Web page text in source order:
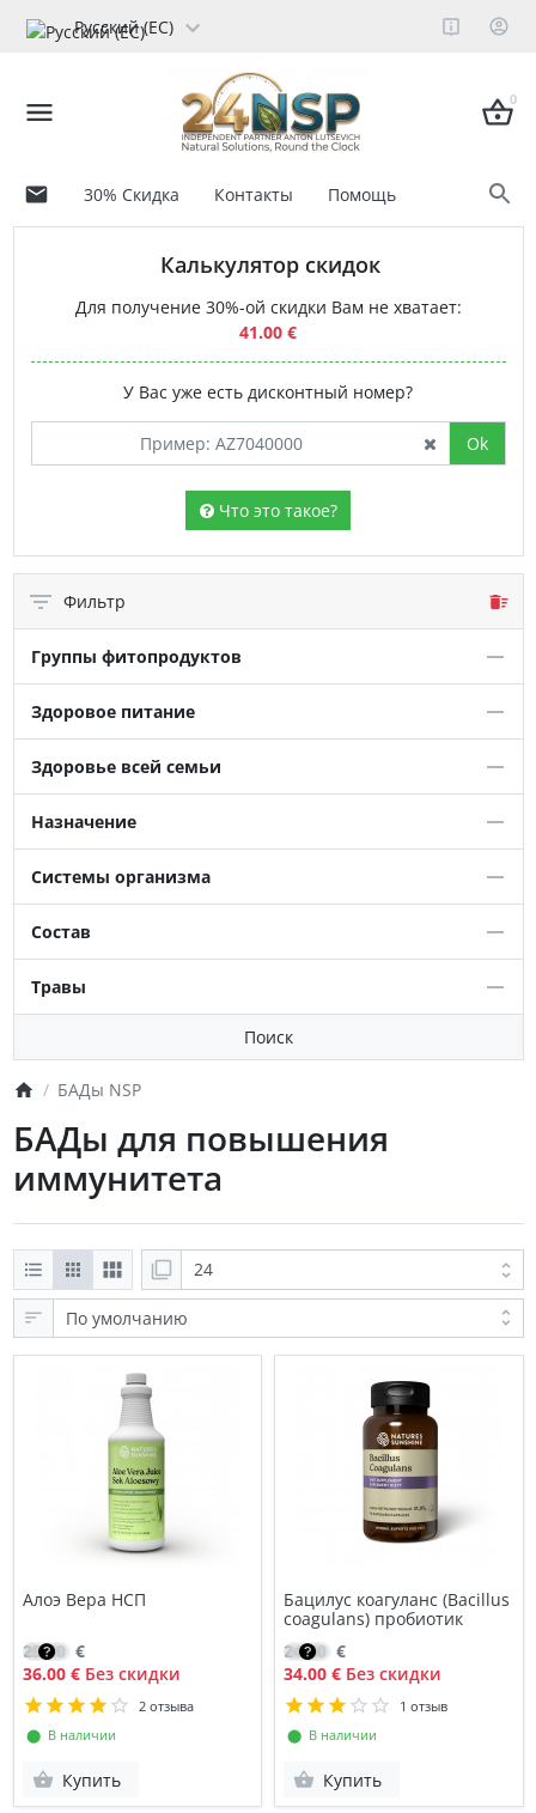
Русский (ЕС)
0
30% Скидка Контакты Помощь
Калькулятор скидок
Для получение 30%-ой скидки Вам не хватает:
41.00 €
У Вас уже есть дисконтный номер?
Ok
Что это такое?
Фильтр
Группы фитопродуктов
Здоровое питание
Здоровье всей семьи
Назначение
Системы организма
Состав
Травы
Поиск
БАДы NSP
БАДы для повышения
иммунитета
Алоэ Вера НСП
25.50 €
36.00 €Без скидки
2 отзыва
⬤ В наличии
Купить
Бацилус коагуланс (Bacillus
coagulans) пробиотик
24.60 €
34.00 € Без скидки
1 отзыв
⬤ В наличии
Купить